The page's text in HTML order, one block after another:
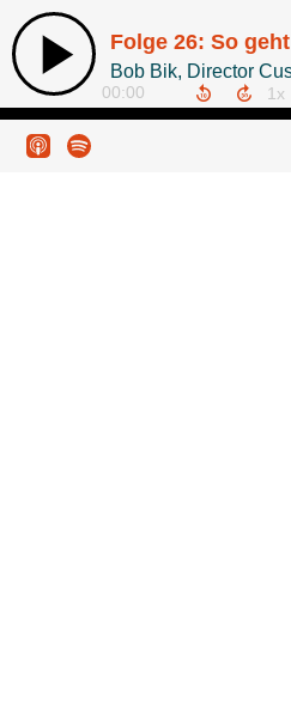
Folge 26: So
Bob Bik, Director
00:00